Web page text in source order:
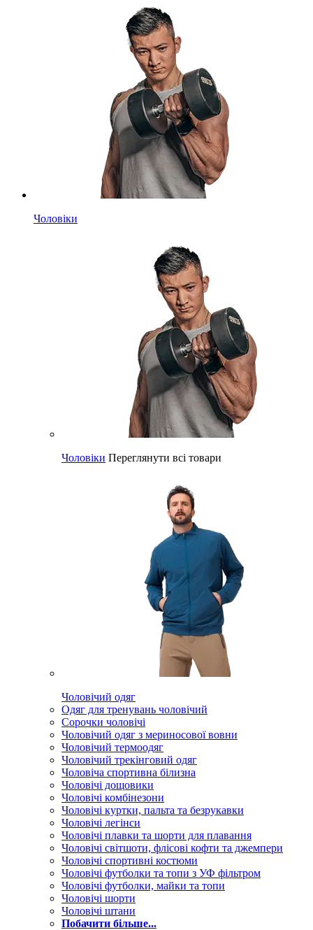
Чоловіки
Чоловіки Переглянути всі товари
Чоловічий одяг
Одяг для тренувань чоловічий
Сорочки чоловічі
Чоловічий одяг з мериносової вовни
Чоловічий термоодяг
Чоловічий трекінговий одяг
Чоловіча спортивна білизна
Чоловічі дощовики
Чоловічі комбінезони
Чоловічі куртки, пальта та безрукавки
Чоловічі легінси
Чоловічі плавки та шорти для плавання
Чоловічі світшоти, флісові кофти та джемпери
Чоловічі спортивні костюми
Чоловічі футболки та топи з УФ фільтром
Чоловічі футболки, майки та топи
Чоловічі шорти
Чоловічі штани
Побачити більше...